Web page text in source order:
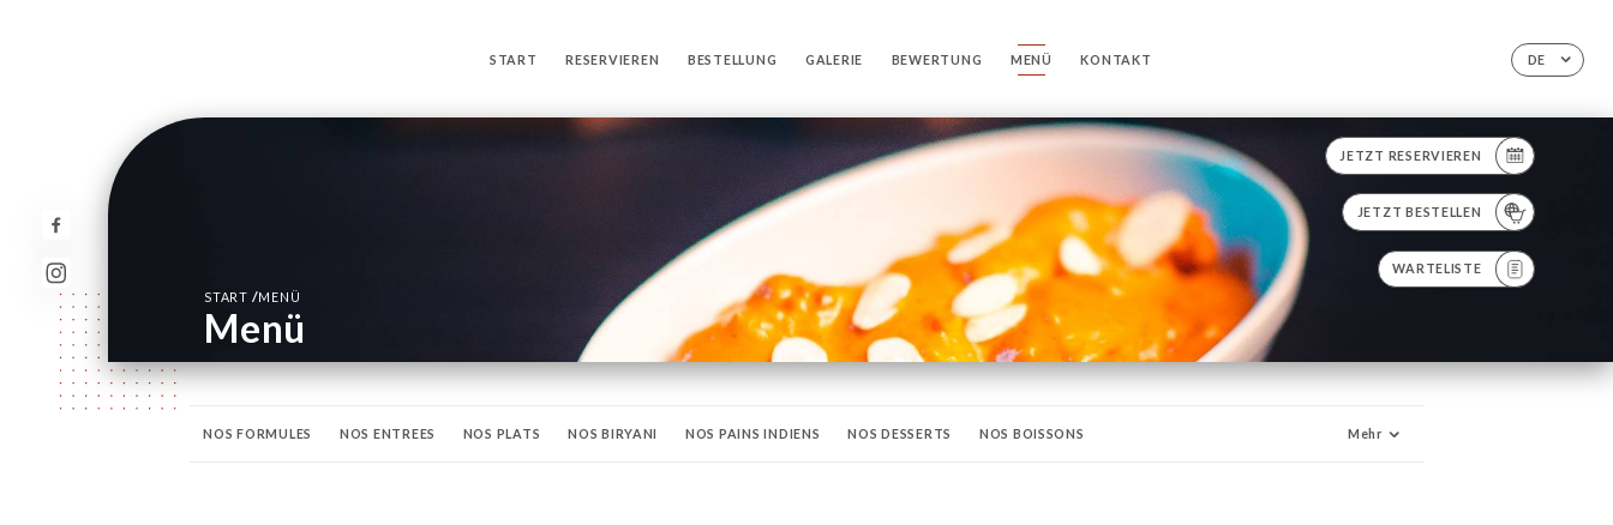
DE
START RESERVIEREN BESTELLUNG GALERIE BEWERTUNG MENÜ KONTAKT
JETZT RESERVIEREN
JETZT BESTELLEN
WARTELISTE
START /MENÜ
Menü
NOS FORMULES NOS ENTREES NOS PLATS NOS BIRYANI NOS PAINS INDIENS NOS DESSERTS NOS BOISSONS Mehr